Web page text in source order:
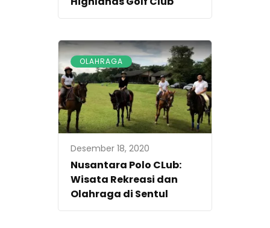
OLAHRAGA
Desember 18, 2020
Nusantara Polo CLub:
Wisata Rekreasi dan
Olahraga di Sentul